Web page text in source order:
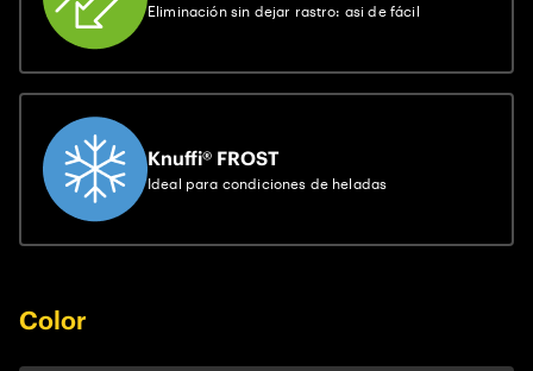
Eliminación sin dejar rastro: asi de fácil
Knuffi® FROST
Ideal para condiciones de heladas
Color